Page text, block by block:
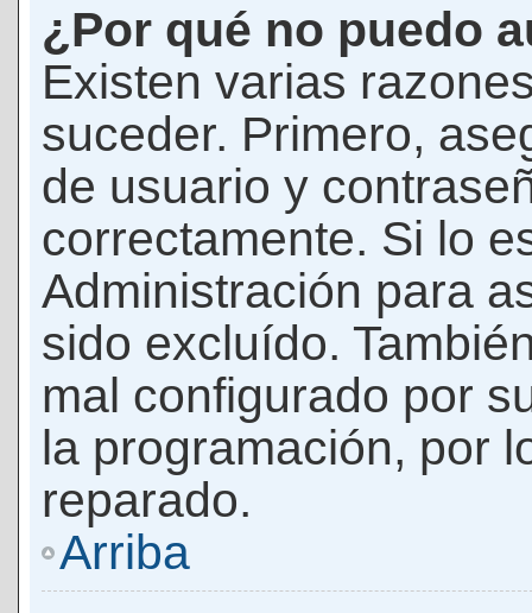
¿Por qué no puedo
Existen varias
suceder. Primero,
de usuario y
correctamente. Si lo
Administración para
sido excluído.
mal configurado por
la programación, por
reparado.
Arriba